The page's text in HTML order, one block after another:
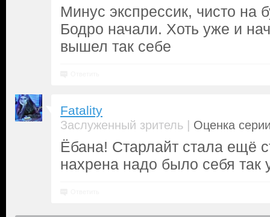
Минус экспрессик, чисто на
Бодро начали. Хоть уже и
вышел так себе
Fatality
Заслуженный зритель | Оценка
Ёбана! Старлайт стала ещё
нахрена надо было себя так